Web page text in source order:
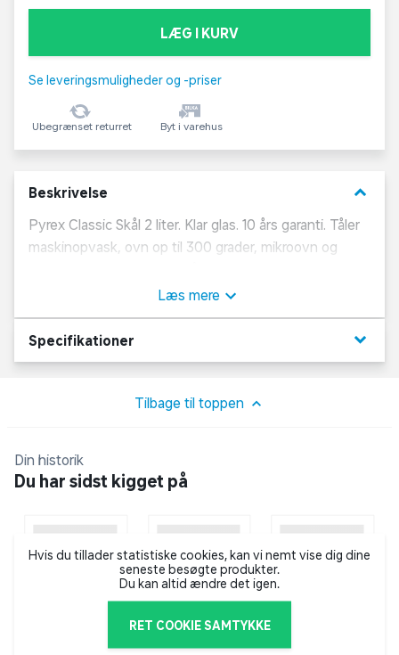
LÆG I KURV
Se leveringsmuligheder og -priser
Ubegrænset returret Byt i varehus
Beskrivelse keyboard_arrow_down
Pyrex Classic Skål 2 liter. Klar glas. 10 års garanti. Tåler
maskinopvask, ovn op til 300 grader, mikroovn og
grader (fra -20 grader i fryseren til +200 grader i
ovnen). Robust og ridsefast. 2 liter.
Læs mere
Specifikationer keyboard_arrow_down
Tilbage til toppen
Din historik
Du har sidst kigget på
Hvis du tillader statistiske cookies, kan vi nemt vise dig dine
seneste besøgte produkter.
Du kan altid ændre det igen.
RET COOKIE SAMTYKKE